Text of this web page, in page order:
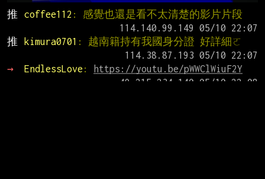
推 coffee112 : 感覺也還是看不太清楚的影片片段
推
kimura0701 : 越南籍持有我國身分證 好詳細ㄛ
→
EndlessLove :
https://youtu.be/pWWClWiuF2Y